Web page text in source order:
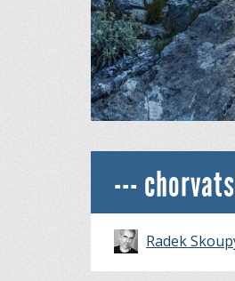
---
Radek